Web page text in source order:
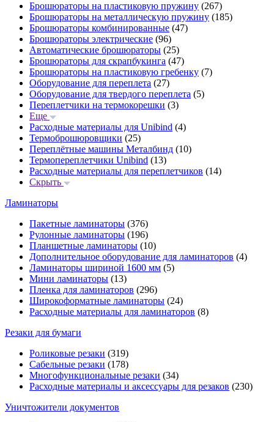
Брошюраторы на пластиковую пружину (267)
Брошюраторы на металлическую пружину (185)
Брошюраторы комбинированные (47)
Брошюраторы электрические (96)
Автоматические брошюраторы (25)
Брошюраторы для скрапбукинга (47)
Брошюраторы на пластиковую гребенку (7)
Оборудование для переплета (27)
Оборудование для твердого переплета (5)
Переплетчики на термокорешки (3)
Еще
Расходные материалы для Unibind (4)
Термоброшюровщики (25)
Переплётные машины Металбинд (10)
Термопереплетчики Unibind (13)
Расходные материалы для переплетчиков (14)
Скрыть
Ламинаторы
Пакетные ламинаторы (376)
Рулонные ламинаторы (196)
Планшетные ламинаторы (10)
Дополнительное оборудование для ламинаторов (4)
Ламинаторы шириной 1600 мм (5)
Мини ламинаторы (13)
Пленка для ламинаторов (296)
Широкоформатные ламинаторы (24)
Расходные материалы для ламинаторов (8)
Резаки для бумаги
Роликовые резаки (319)
Сабельные резаки (178)
Многофункциональные резаки (34)
Расходные материалы и аксессуары для резаков (230)
Уничтожители документов